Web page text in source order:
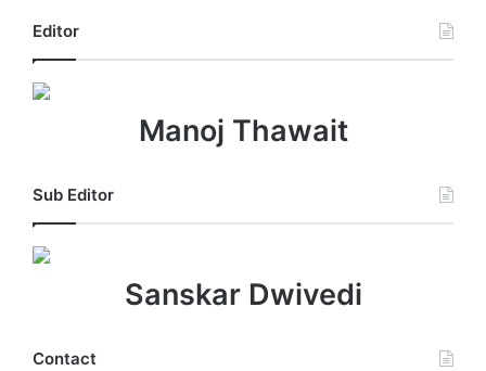
Editor
Manoj Thawait
Sub Editor
Sanskar Dwivedi
Contact